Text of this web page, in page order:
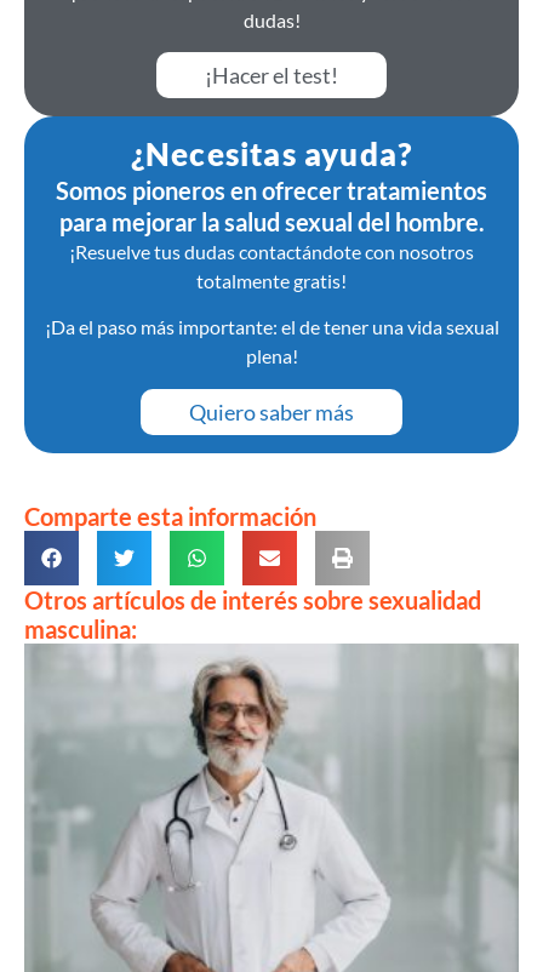
dudas!
¡Hacer el test!
¿Necesitas ayuda?
Somos pioneros en ofrecer tratamientos
para mejorar la salud sexual del hombre.
¡Resuelve tus dudas contactándote con nosotros
totalmente gratis!
¡Da el paso más importante: el de tener una vida sexual
plena!
Quiero saber más
Comparte esta información
Otros artículos de interés sobre sexualidad
masculina: